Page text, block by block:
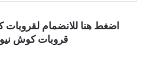
اضغط هنا للانضمام
قروبات كوش